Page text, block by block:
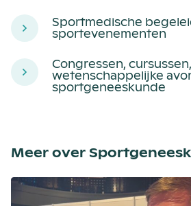
Sportmedische
sportevenementen
Congressen, cursussen,
wetenschappelijke
sportgeneeskunde
Meer over